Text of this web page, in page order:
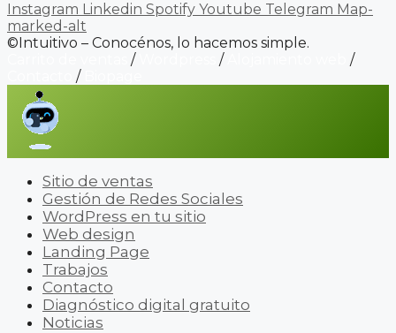
Instagram Linkedin Spotify Youtube Telegram Map-
marked-alt
©Intuitivo – Conocénos, lo hacemos simple.
/ /
/
/
Sitio de ventas
Gestión de Redes Sociales
WordPress en tu sitio
Web design
Landing Page
Trabajos
Contacto
Diagnóstico digital gratuito
Noticias